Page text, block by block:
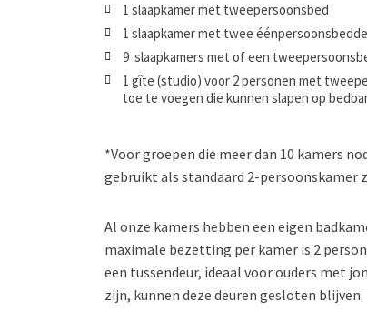
1 slaapkamer met tweepersoonsbed
1 slaapkamer met twee
9 slaapkamers met of een
1 gîte (studio) voor 2 personen met
toe te voegen die kunnen slapen op
*Voor groepen die meer dan 10 kamers
gebruikt als standaard 2-persoonskamer
Al onze kamers hebben een eigen
maximale bezetting per kamer is 2
een tussendeur, ideaal voor ouders met
zijn, kunnen deze deuren gesloten blijven.